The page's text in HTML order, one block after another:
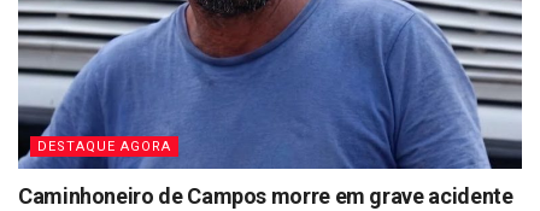
DESTAQUE AGORA
Caminhoneiro de Campos morre em grave acidente